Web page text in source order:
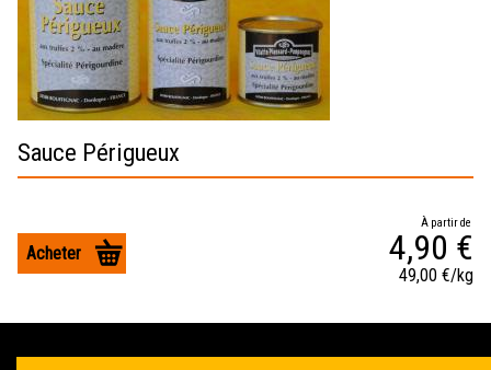
Sauce Périgueux
À partir de
4,90 €
49,00 €/kg
Acheter